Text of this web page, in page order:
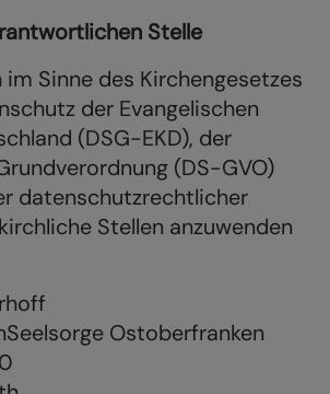
Stelle
Sinne des Kirchengesetzes
der Evangelischen
(DSG-EKD), der
(DS-GVO)
datenschutzrechtlicher
Stellen anzuwenden
Ostoberfranken